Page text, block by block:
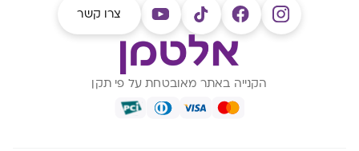
צרו קשר
הקנייה באתר מאובטחת על פי תקן